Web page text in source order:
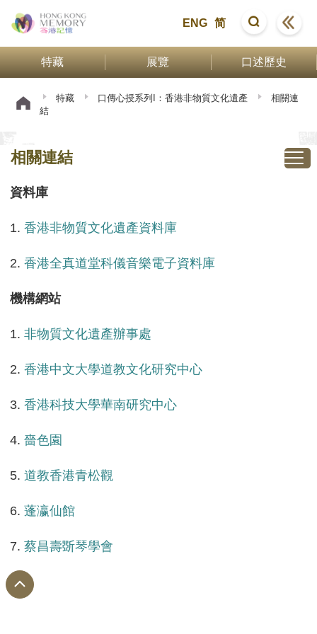
ENG 简
特藏 展覽 口述歷史
特藏 口傳心授系列I：香港非物質文化遺產
相關連
結
相關連結
資料庫
1. 香港非物質文化遺產資料庫
2. 香港全真道堂科儀音樂電子資料庫
機構網站
1. 非物質文化遺產辦事處
2. 香港中文大學道教文化研究中心
3. 香港科技大學華南研究中心
4. 嗇色園
5. 道教香港青松觀
6. 蓬瀛仙館
7. 蔡昌壽斲琴學會